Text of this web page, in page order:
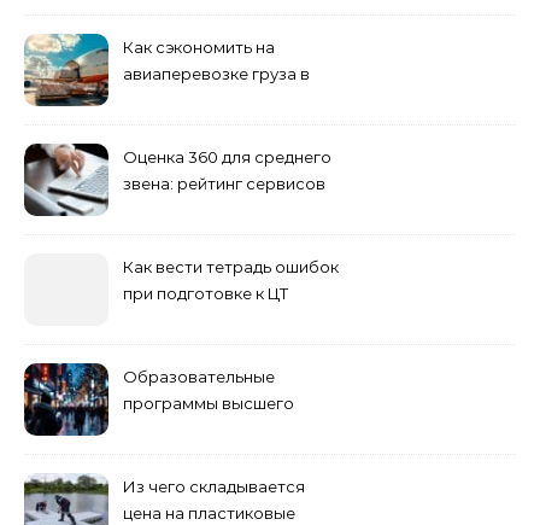
Как сэкономить на
авиаперевозке груза в
Оценка 360 для среднего
звена: рейтинг сервисов
Как вести тетрадь ошибок
при подготовке к ЦТ
Образовательные
программы высшего
Из чего складывается
цена на пластиковые